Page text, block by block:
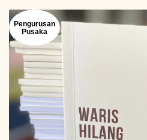
Pengurusan
Pusaka